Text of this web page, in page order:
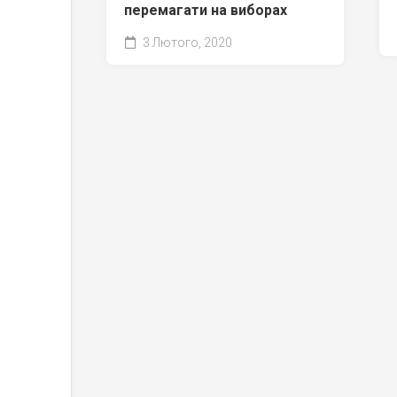
перемагати на виборах
3 Лютого, 2020